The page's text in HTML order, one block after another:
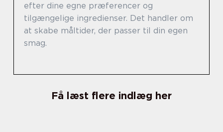
efter dine egne præferencer og
tilgængelige ingredienser. Det handler om
at skabe måltider, der passer til din egen
smag.
Få læst flere indlæg her